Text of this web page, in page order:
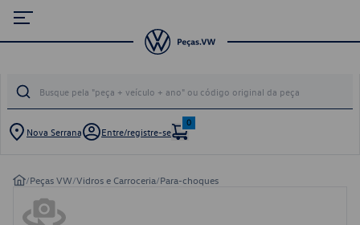
Nova Serrana Entre/registre-se
0
/Peças VW/Vidros e Carroceria/Para-choques